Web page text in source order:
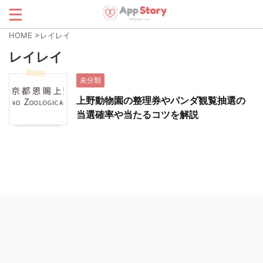
HOME >レイレイ
レイレイ
未分類
上野動物園の整理券やパンダ観覧抽選の
当選確率や当たるコツを解説